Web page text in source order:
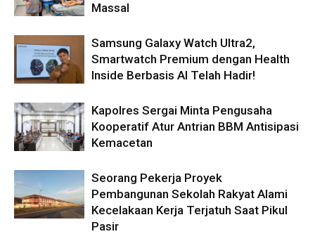
Massal
Samsung Galaxy Watch Ultra2,
Smartwatch Premium dengan Health
Inside Berbasis AI Telah Hadir!
Kapolres Sergai Minta Pengusaha
Kooperatif Atur Antrian BBM Antisipasi
Kemacetan
Seorang Pekerja Proyek
Pembangunan Sekolah Rakyat Alami
Kecelakaan Kerja Terjatuh Saat Pikul
Pasir